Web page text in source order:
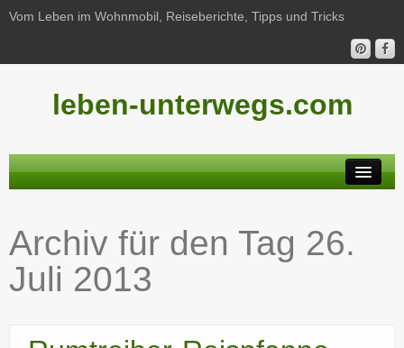
Vom Leben im Wohnmobil, Reiseberichte, Tipps und Tricks
leben-unterwegs.com
Reiseberichte
Unterwegs
Archiv für den Tag 26.
Juli 2013